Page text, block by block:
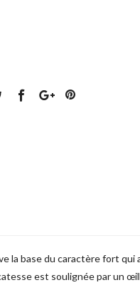
la base du caractère fort qui
est soulignée par un